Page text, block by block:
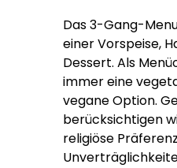
Das 3-Gang-
einer Vorspeise,
Dessert. Als
immer eine
vegane Option.
berücksichtigen
religiöse